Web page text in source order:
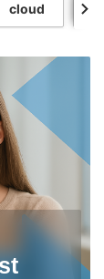
cloud